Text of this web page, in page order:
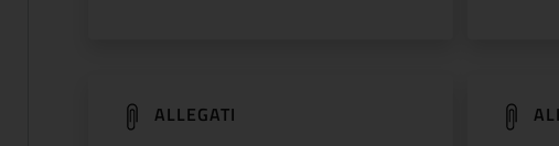
ALLEGATI
(apre in un'altra scheda). (apre